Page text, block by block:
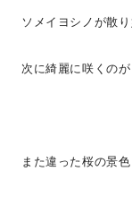
ソメイヨシノが散
次に綺麗に咲くのが
また違った桜の景